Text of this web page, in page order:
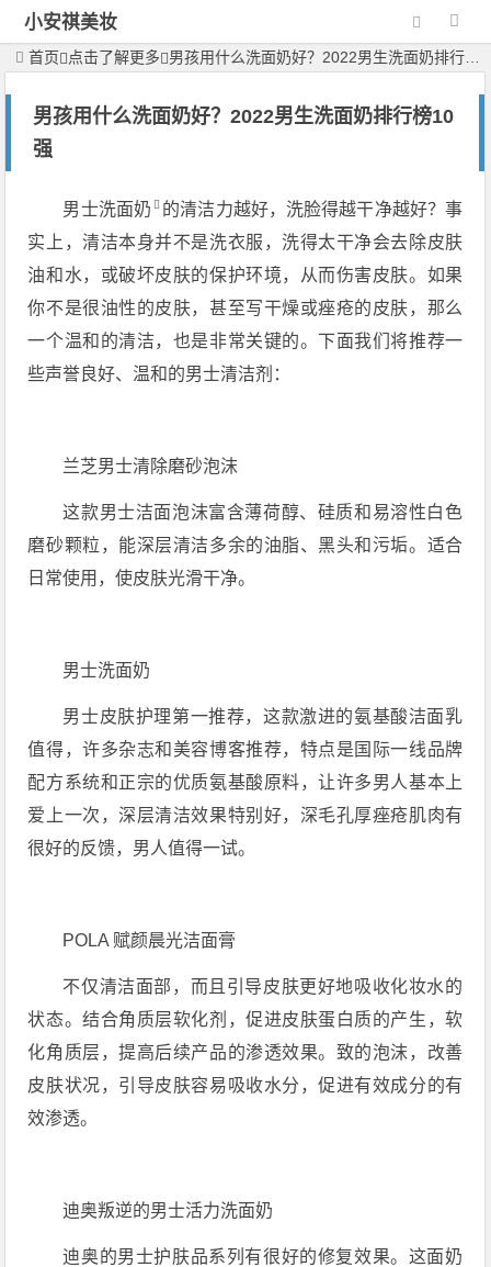
小安祺美妆
首页 点击了解更多 男孩用什么洗面奶好？2022男生洗面奶排行榜10强
男孩用什么洗面奶好？2022男生洗面奶排行榜10
强
男士洗面奶
的清洁力越好，洗脸得越干净越好？事
实上，清洁本身并不是洗衣服，洗得太干净会去除皮肤
油和水，或破坏皮肤的保护环境，从而伤害皮肤。如果
你不是很油性的皮肤，甚至写干燥或痤疮的皮肤，那么
一个温和的清洁，也是非常关键的。下面我们将推荐一
些声誉良好、温和的男士清洁剂：
兰芝男士清除磨砂泡沫
这款男士洁面泡沫富含薄荷醇、硅质和易溶性白色
磨砂颗粒，能深层清洁多余的油脂、黑头和污垢。适合
日常使用，使皮肤光滑干净。
男士洗面奶
男士皮肤护理第一推荐，这款激进的氨基酸洁面乳
值得，许多杂志和美容博客推荐，特点是国际一线品牌
配方系统和正宗的优质氨基酸原料，让许多男人基本上
爱上一次，深层清洁效果特别好，深毛孔厚痤疮肌肉有
很好的反馈，男人值得一试。
POLA 赋颜晨光洁面膏
不仅清洁面部，而且引导皮肤更好地吸收化妆水的
状态。结合角质层软化剂，促进皮肤蛋白质的产生，软
化角质层，提高后续产品的渗透效果。致的泡沫，改善
皮肤状况，引导皮肤容易吸收水分，促进有效成分的有
效渗透。
迪奥叛逆的男士活力洗面奶
迪奥的男士护肤品系列有很好的修复效果。这面奶